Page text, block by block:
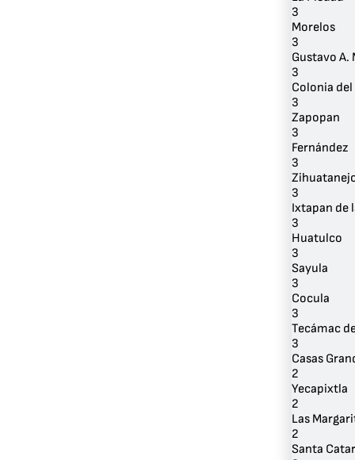
3
Morelos
3
Gustavo A.
3
Colonia del
3
Zapopan
3
Fernández
3
3
Ixtapan de
3
Huatulco
3
Sayula
3
Cocula
3
Tecámac
3
Casas
2
Yecapixtla
2
Las
2
Santa